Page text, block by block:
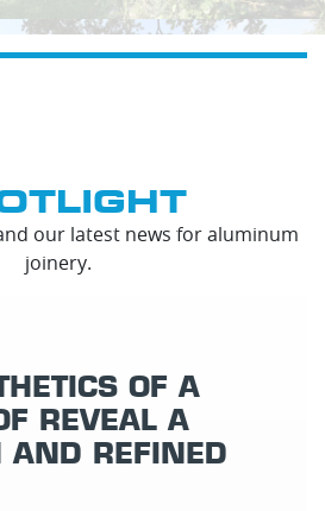
our latest news for aluminum
joinery.
OF A
REVEAL A
AND REFINED